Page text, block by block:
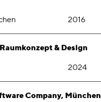
2016
& Design
2024
Company,